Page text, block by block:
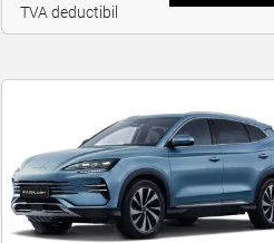
TVA deductibil